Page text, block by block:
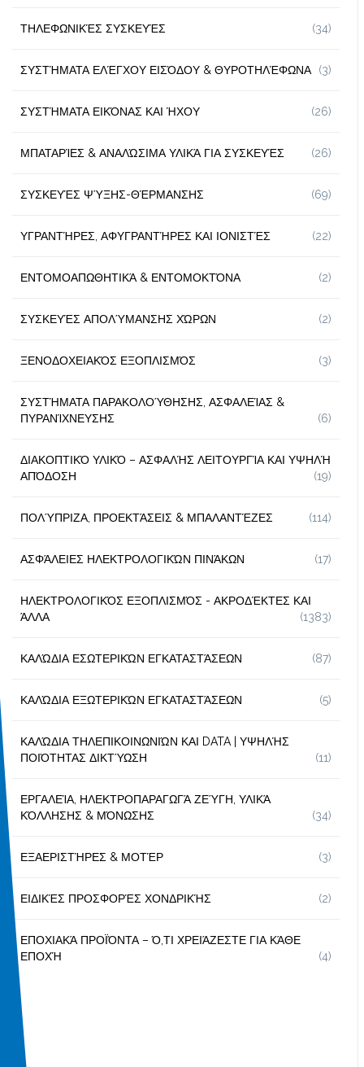
ΤΗΛΕΦΩΝΙΚΈΣ ΣΥΣΚΕΥΈΣ (34)
ΣΥΣΤΉΜΑΤΑ ΕΛΈΓΧΟΥ ΕΙΣΌΔΟΥ & ΘΥΡΟΤΗΛΈΦΩΝΑ (3)
ΣΥΣΤΉΜΑΤΑ ΕΙΚΌΝΑΣ ΚΑΙ ΉΧΟΥ (26)
ΜΠΑΤΑΡΊΕΣ & ΑΝΑΛΏΣΙΜΑ ΥΛΙΚΆ ΓΙΑ ΣΥΣΚΕΥΈΣ (26)
ΣΥΣΚΕΥΈΣ ΨΎΞΗΣ-ΘΈΡΜΑΝΣΗΣ (69)
ΥΓΡΑΝΤΉΡΕΣ, ΑΦΥΓΡΑΝΤΉΡΕΣ ΚΑΙ ΙΟΝΙΣΤΈΣ (22)
ΕΝΤΟΜΟΑΠΩΘΗΤΙΚΆ & ΕΝΤΟΜΟΚΤΌΝΑ (2)
ΣΥΣΚΕΥΈΣ ΑΠΟΛΎΜΑΝΣΗΣ ΧΏΡΩΝ (2)
ΞΕΝΟΔΟΧΕΙΑΚΌΣ ΕΞΟΠΛΙΣΜΌΣ (3)
ΣΥΣΤΉΜΑΤΑ ΠΑΡΑΚΟΛΟΎΘΗΣΗΣ, ΑΣΦΑΛΕΊΑΣ &
ΠΥΡΑΝΊΧΝΕΥΣΗΣ
(6)
ΔΙΑΚΟΠΤΙΚΌ ΥΛΙΚΌ – ΑΣΦΑΛΉΣ ΛΕΙΤΟΥΡΓΊΑ ΚΑΙ ΥΨΗΛΉ
ΑΠΌΔΟΣΗ
(19)
ΠΟΛΎΠΡΙΖΑ, ΠΡΟΕΚΤΆΣΕΙΣ & ΜΠΑΛΑΝΤΈΖΕΣ (114)
ΑΣΦΆΛΕΙΕΣ ΗΛΕΚΤΡΟΛΟΓΙΚΏΝ ΠΙΝΆΚΩΝ (17)
ΗΛΕΚΤΡΟΛΟΓΙΚΌΣ ΕΞΟΠΛΙΣΜΌΣ - ΑΚΡΟΔΈΚΤΕΣ ΚΑΙ
ΆΛΛΑ
(1383)
ΚΑΛΏΔΙΑ ΕΣΩΤΕΡΙΚΏΝ ΕΓΚΑΤΑΣΤΆΣΕΩΝ (87)
ΚΑΛΏΔΙΑ ΕΞΩΤΕΡΙΚΏΝ ΕΓΚΑΤΑΣΤΆΣΕΩΝ (5)
ΚΑΛΏΔΙΑ ΤΗΛΕΠΙΚΟΙΝΩΝΙΏΝ ΚΑΙ DATA | ΥΨΗΛΉΣ
ΠΟΙΌΤΗΤΑΣ ΔΙΚΤΎΩΣΗ
(11)
ΕΡΓΑΛΕΊΑ, ΗΛΕΚΤΡΟΠΑΡΑΓΩΓΆ ΖΕΎΓΗ, ΥΛΙΚΆ
ΚΌΛΛΗΣΗΣ & ΜΌΝΩΣΗΣ
(34)
ΕΞΑΕΡΙΣΤΉΡΕΣ & ΜΟΤΈΡ (3)
ΕΙΔΙΚΈΣ ΠΡΟΣΦΟΡΈΣ ΧΟΝΔΡΙΚΉΣ (2)
ΕΠΟΧΙΑΚΆ ΠΡΟΪΌΝΤΑ – Ό,ΤΙ ΧΡΕΙΆΖΕΣΤΕ ΓΙΑ ΚΆΘΕ
ΕΠΟΧΉ
(4)